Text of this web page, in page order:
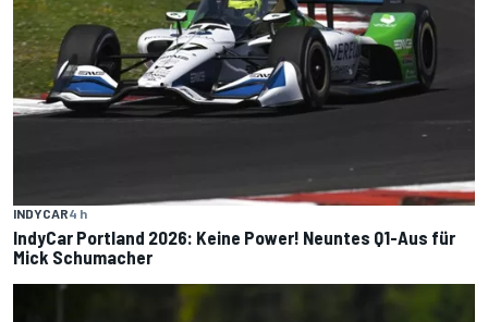
INDYCAR4 h
IndyCar Portland 2026: Keine Power! Neuntes Q1-Aus für
Mick Schumacher